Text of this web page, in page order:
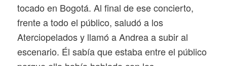
tocado en Bogotá. Al final de ese concierto,
frente a todo el público, saludó a los
Aterciopelados y llamó a Andrea a subir al
escenario. Él sabía que estaba entre el público